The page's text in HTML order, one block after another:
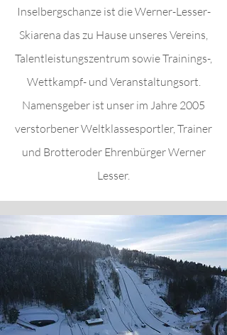
Inselbergschanze ist die Werner-Lesser-
Skiarena das zu Hause unseres Vereins,
Talentleistungszentrum sowie Trainings-,
Wettkampf- und Veranstaltungsort.
Namensgeber ist unser im Jahre 2005
verstorbener Weltklassesportler, Trainer
und Brotteroder Ehrenbürger Werner
Lesser.